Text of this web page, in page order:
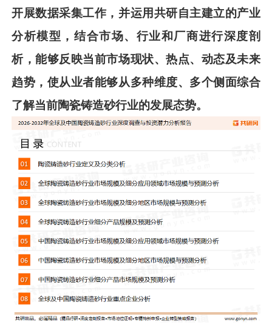
开展数据采集工作，并运用共研自主建立的产业
分析模型，结合市场、行业和厂商进行深度剖
析，能够反映当前市场现状、热点、动态及未来
趋势，使从业者能够从多种维度、多个侧面综合
了解当前陶瓷铸造砂行业的发展态势。